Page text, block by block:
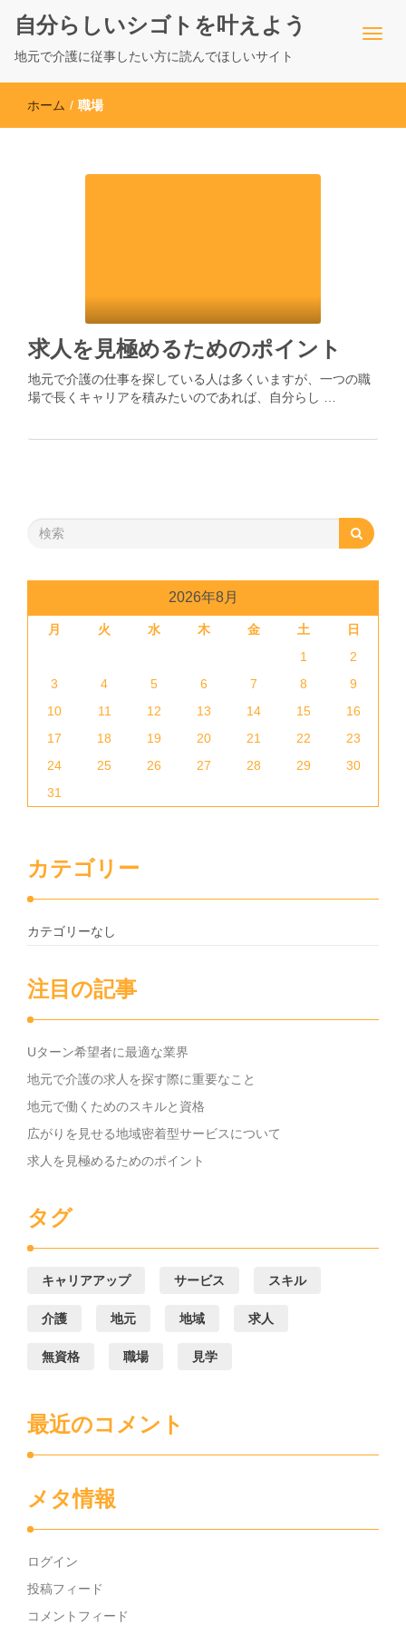
自分らしいシゴトを叶えよう
地元で介護に従事したい方に読んでほしいサイト
ホーム / 職場
求人を見極めるためのポイント
地元で介護の仕事を探している人は多くいますが、一つの職
場で長くキャリアを積みたいのであれば、自分らし …
2026年8月
月 火 水 木 金 土
日
1
2
3
4 5 6 7 8
9
10
11 12 13 14 15
16
17
18 19 20 21 22
23
24
25 26 27 28 29
30
31
カテゴリー
カテゴリーなし
注目の記事
Uターン希望者に最適な業界
地元で介護の求人を探す際に重要なこと
地元で働くためのスキルと資格
広がりを見せる地域密着型サービスについて
求人を見極めるためのポイント
タグ
キャリアアップ サービス スキル
介護 地元 地域 求人
無資格 職場 見学
最近のコメント
メタ情報
ログイン
投稿フィード
コメントフィード